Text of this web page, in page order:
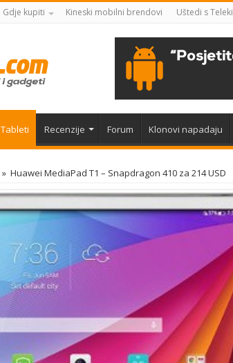
Gdje kupiti Kineski mobilni brendovi Uštedi s
Tableti Recenzije Forum Klonovi napadaju
» Huawei MediaPad T1 – Snapdragon 410 za 214 USD